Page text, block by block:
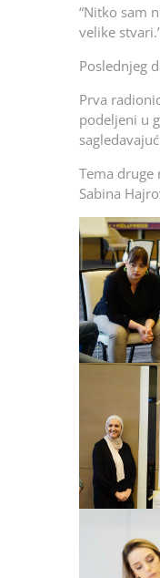
“Nitko sam
velike
Poslednjeg
Prva
podeljeni u
Tema druge
Sabina